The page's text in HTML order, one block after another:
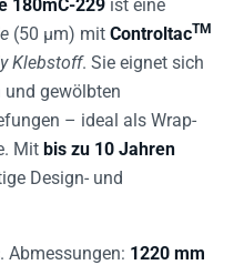
180mC-229 ist eine
(50 µm) mit ControltacTM
Klebstoff. Sie eignet sich
gewölbten
– ideal als Wrap-
Mit bis zu 10 Jahren
Design- und
. Abmessungen: 1220 mm